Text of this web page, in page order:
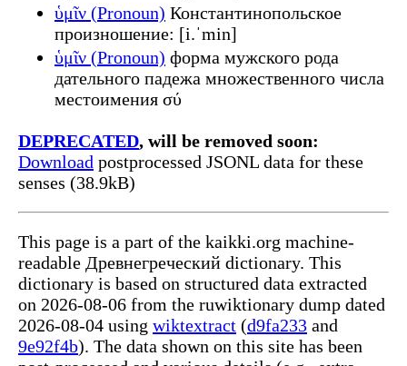
ὑμῖν (Pronoun) Константинопольское
произношение: [i.ˈmin]
ὑμῖν (Pronoun) форма мужского рода
дательного падежа множественного числа
местоимения σύ
DEPRECATED, will be removed soon:
Download postprocessed JSONL data for these
senses (38.9kB)
This page is a part of the kaikki.org machine-
readable Древнегреческий dictionary. This
dictionary is based on structured data extracted
on 2026-08-06 from the ruwiktionary dump dated
2026-08-04 using wiktextract (d9fa233 and
9e92f4b). The data shown on this site has been